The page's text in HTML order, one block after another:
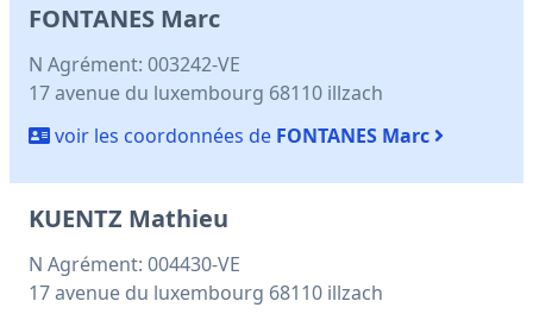
FONTANES Marc
N Agrément: 003242-VE
17 avenue du luxembourg 68110 illzach
voir les coordonnées de FONTANES Marc
KUENTZ Mathieu
N Agrément: 004430-VE
17 avenue du luxembourg 68110 illzach